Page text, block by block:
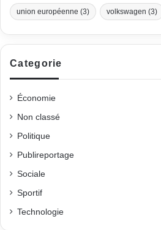
union européenne (3) volkswagen (3)
Categorie
Économie
Non classé
Politique
Publireportage
Sociale
Sportif
Technologie